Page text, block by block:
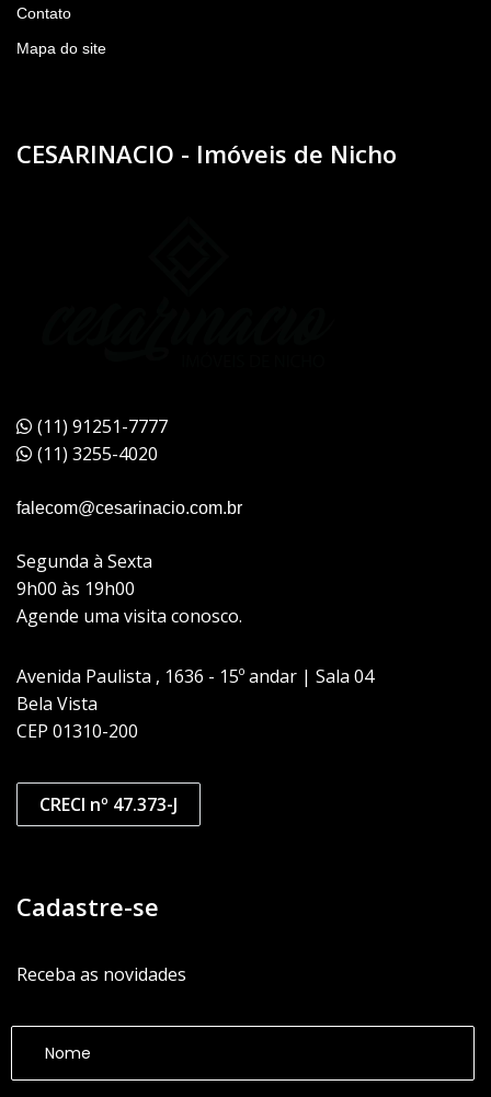
Contato
Mapa do site
CESARINACIO - Imóveis de Nicho
(11) 91251-7777
(11) 3255-4020
falecom@cesarinacio.com.br
Segunda à Sexta
9h00 às 19h00
Agende uma visita conosco.
Avenida Paulista , 1636 - 15º andar | Sala 04
Bela Vista
CEP 01310-200
CRECI nº 47.373-J
Cadastre-se
Receba as novidades